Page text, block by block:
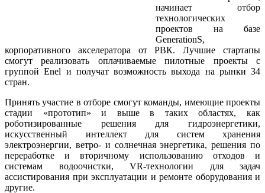
начинает отбор
технологических
проектов на базе
GenerationS,
корпоративного акселератора от РВК. Лучшие стартапы
смогут реализовать оплачиваемые пилотные проекты с
группой Enel и получат возможность выхода на рынки 34
стран.
Принять участие в отборе смогут команды, имеющие проекты
стадии «прототип» и выше в таких областях, как
роботизированные решения для гидроэнергетики,
искусственный интеллект для систем хранения
электроэнергии, ветро- и солнечная энергетика, решения по
переработке и вторичному использованию отходов и
системам водоочистки, VR-технологии для задач
ассистирования при эксплуатации и ремонте оборудования и
другие.